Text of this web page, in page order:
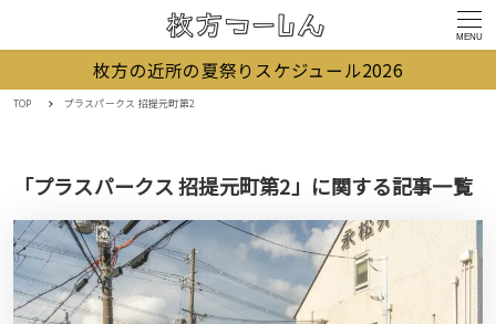
MENU
枚方の近所の夏祭りスケジュール2026
TOP プラスパークス 招提元町第2
「プラスパークス 招提元町第2」に関する記事一覧